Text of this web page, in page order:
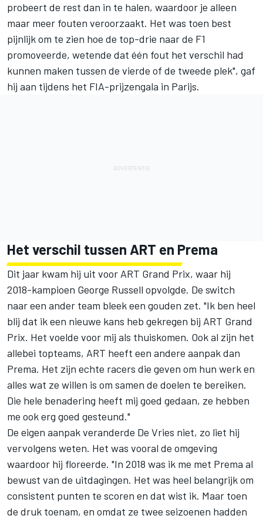
probeert de rest dan in te halen, waardoor je alleen
maar meer fouten veroorzaakt. Het was toen best
pijnlijk om te zien hoe de top-drie naar de F1
promoveerde, wetende dat één fout het verschil had
kunnen maken tussen de vierde of de tweede plek", gaf
hij aan tijdens het FIA-prijzengala in Parijs.
Het verschil tussen ART en Prema
Dit jaar kwam hij uit voor ART Grand Prix, waar hij
2018-kampioen George Russell opvolgde. De switch
naar een ander team bleek een gouden zet. "Ik ben heel
blij dat ik een nieuwe kans heb gekregen bij ART Grand
Prix. Het voelde voor mij als thuiskomen. Ook al zijn het
allebei topteams, ART heeft een andere aanpak dan
Prema. Het zijn echte racers die geven om hun werk en
alles wat ze willen is om samen de doelen te bereiken.
Die hele benadering heeft mij goed gedaan, ze hebben
me ook erg goed gesteund."
De eigen aanpak veranderde De Vries niet, zo liet hij
vervolgens weten. Het was vooral de omgeving
waardoor hij floreerde. "In 2018 was ik me met Prema al
bewust van de uitdagingen. Het was heel belangrijk om
consistent punten te scoren en dat wist ik. Maar toen
de druk toenam, en omdat ze twee seizoenen hadden